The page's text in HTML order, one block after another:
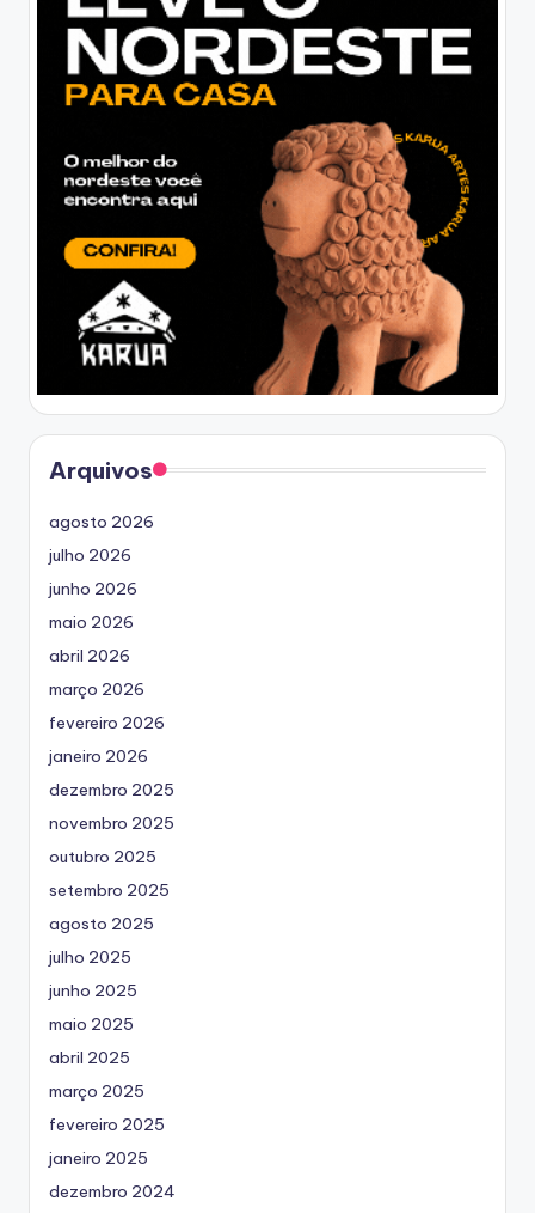
Arquivos
agosto 2026
julho 2026
junho 2026
maio 2026
abril 2026
março 2026
fevereiro 2026
janeiro 2026
dezembro 2025
novembro 2025
outubro 2025
setembro 2025
agosto 2025
julho 2025
junho 2025
maio 2025
abril 2025
março 2025
fevereiro 2025
janeiro 2025
dezembro 2024